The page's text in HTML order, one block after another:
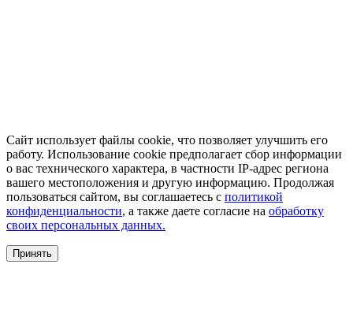
Сайт использует файлы cookie, что позволяет улучшить его
работу. Использование cookie предполагает сбор информации
о вас технического характера, в частности IP-адрес региона
вашего местоположения и другую информацию. Продолжая
пользоваться сайтом, вы соглашаетесь с политикой
конфиденциальности, а также даете согласие на обработку
своих персональных данных.
Принять